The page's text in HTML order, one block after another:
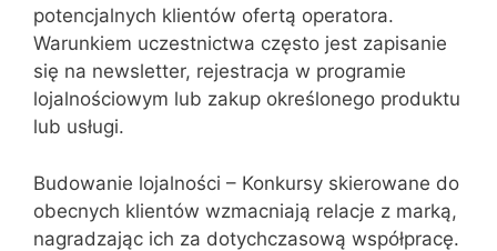
potencjalnych klientów ofertą operatora.
Warunkiem uczestnictwa często jest zapisanie
się na newsletter, rejestracja w programie
lojalnościowym lub zakup określonego produktu
lub usługi.
Budowanie lojalności – Konkursy skierowane do
obecnych klientów wzmacniają relacje z marką,
nagradzając ich za dotychczasową współpracę.